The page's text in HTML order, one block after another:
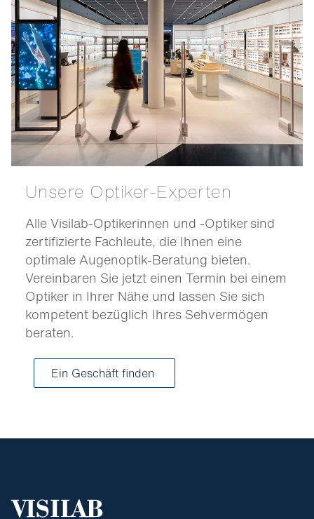
Unsere Optiker-Experten
Alle Visilab-Optikerinnen und -Optiker sind
zertifizierte Fachleute, die Ihnen eine
optimale Augenoptik-Beratung bieten.
Vereinbaren Sie jetzt einen Termin bei einem
Optiker in Ihrer Nähe und lassen Sie sich
kompetent bezüglich Ihres Sehvermögen
beraten.
Ein Geschäft finden